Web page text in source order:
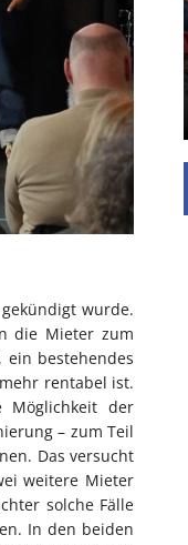
wurde.
die Mieter zum
ein bestehendes
rentabel ist.
der
– zum Teil
Das versucht
weitere Mieter
solche Fälle
In den beiden
Chics sind die
Die Basis für
schlicht gehalten
großen
wurde ...